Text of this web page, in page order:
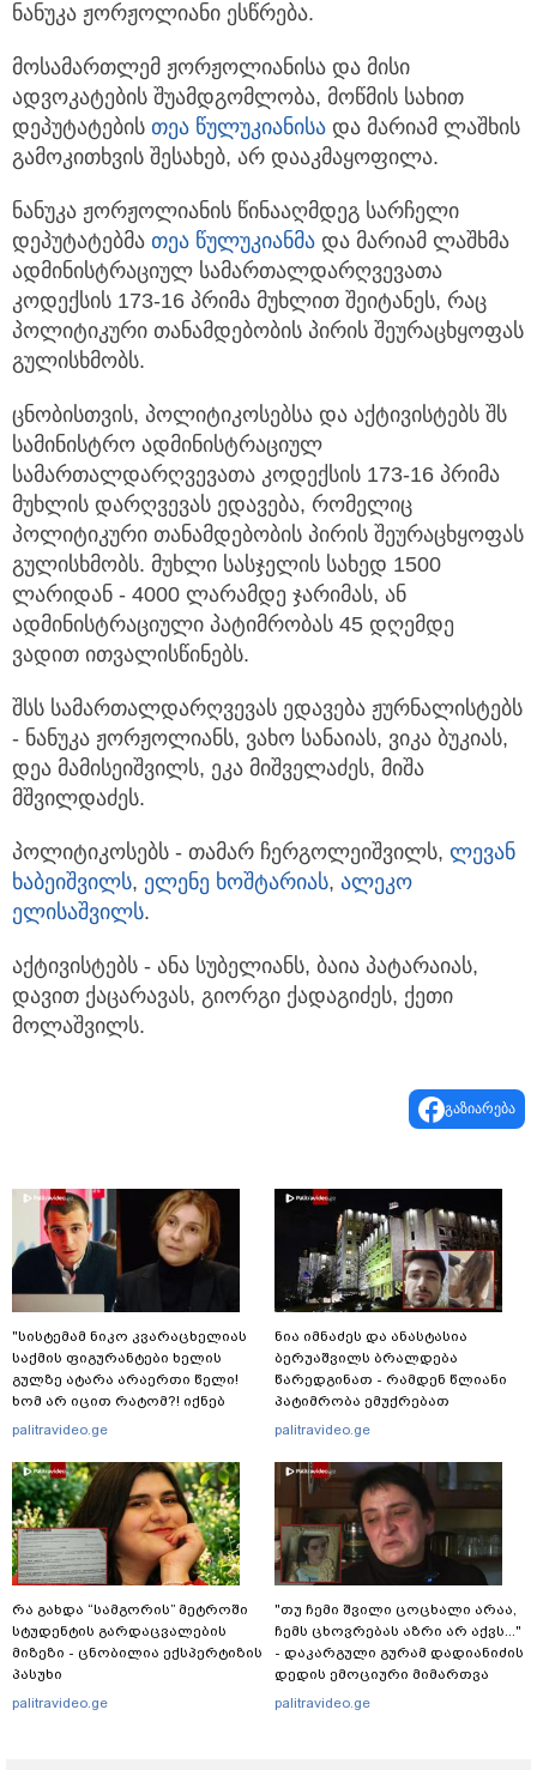
ნანუკა ჟორჟოლიანი ესწრება.
მოსამართლემ ჟორჟოლიანისა და მისი
ადვოკატების შუამდგომლობა, მოწმის სახით
დეპუტატების თეა წულუკიანისა და მარიამ ლაშხის
გამოკითხვის შესახებ, არ დააკმაყოფილა.
ნანუკა ჟორჟოლიანის წინააღმდეგ სარჩელი
დეპუტატებმა თეა წულუკიანმა და მარიამ ლაშხმა
ადმინისტრაციულ სამართალდარღვევათა
კოდექსის 173-16 პრიმა მუხლით შეიტანეს, რაც
პოლიტიკური თანამდებობის პირის შეურაცხყოფას
გულისხმობს.
ცნობისთვის, პოლიტიკოსებსა და აქტივისტებს შს
სამინისტრო ადმინისტრაციულ
სამართალდარღვევათა კოდექსის 173-16 პრიმა
მუხლის დარღვევას ედავება, რომელიც
პოლიტიკური თანამდებობის პირის შეურაცხყოფას
გულისხმობს. მუხლი სასჯელის სახედ 1500
ლარიდან - 4000 ლარამდე ჯარიმას, ან
ადმინისტრაციული პატიმრობას 45 დღემდე
ვადით ითვალისწინებს.
შსს სამართალდარღვევას ედავება ჟურნალისტებს
- ნანუკა ჟორჟოლიანს, ვახო სანაიას, ვიკა ბუკიას,
დეა მამისეიშვილს, ეკა მიშველაძეს, მიშა
მშვილდაძეს.
პოლიტიკოსებს - თამარ ჩერგოლეიშვილს, ლევან
ხაბეიშვილს, ელენე ხოშტარიას, ალეკო
ელისაშვილს.
აქტივისტებს - ანა სუბელიანს, ბაია პატარაიას,
დავით ქაცარავას, გიორგი ქადაგიძეს, ქეთი
მოლაშვილს.
გაზიარება
"სისტემამ ნიკო კვარაცხელიას
საქმის ფიგურანტები ხელის
გულზე ატარა არაერთი წელი!
ხომ არ იცით რატომ?! იქნებ
იმიტომ რომ თავად
კვარაცხელიას დედა
განცხადებას ავრცელებს
palitravideo.ge
რა გახდა “სამგორის” მეტროში
სტუდენტის გარდაცვალების
მიზეზი - ცნობილია ექსპერტიზის
პასუხი
palitravideo.ge
ნია იმნაძეს და ანასტასია
ბერუაშვილს ბრალდება
წარედგინათ - რამდენ წლიანი
პატიმრობა ემუქრებათ
არასრულწლოვნებს?
palitravideo.ge
"თუ ჩემი შვილი ცოცხალი არაა,
ჩემს ცხოვრებას აზრი არ აქვს..."
- დაკარგული გურამ დადიანიძის
დედის ემოციური მიმართვა
palitravideo.ge